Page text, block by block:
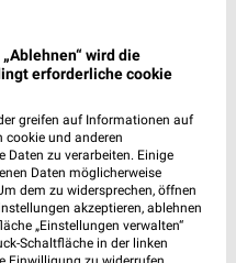
Uhr | Geöffnet
1 Prospekt
wird die
erforderliche cookie
greifen auf Informationen auf
cookie und anderen
Daten zu verarbeiten. Einige
Daten möglicherweise
dem zu widersprechen, öffnen
akzeptieren, ablehnen
„Einstellungen verwalten“
Schaltfläche in der linken